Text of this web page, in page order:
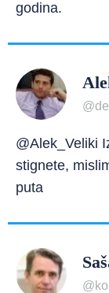
godina.
@Alek_Veliki
stignete,
puta